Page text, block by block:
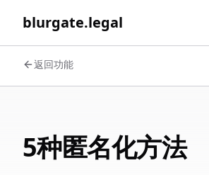
blurgate.legal
返回功能
5种匿名化方法